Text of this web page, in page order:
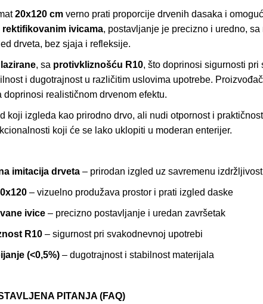
20x120 cmverno prati proporcije drvenih dasaka i
rektifikovanim ivicama, postavljanje je precizno i uredno,
drveta, bez sjaja i refleksije.
, sa protivkliznošću R10, što doprinosi sigurnosti
i dugotrajnost u različitim uslovima upotrebe. Proizvođač
doprinosi realističnom drvenom efektu.
koji izgleda kao prirodno drvo, ali nudi otpornost i
koji će se lako uklopiti u moderan enterijer.
imitacija drveta– prirodan izgled uz savremenu izdržljivost
– vizuelno produžava prostor i prati izgled daske
ivice– precizno postavljanje i uredan završetak
R10– sigurnost pri svakodnevnoj upotrebi
(<0,5%)– dugotrajnost i stabilnost materijala
PITANJA (FAQ)